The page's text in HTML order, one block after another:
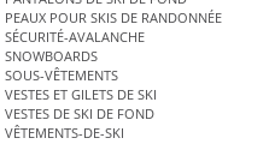
PEAUX POUR SKIS DE RANDONNÉE
SÉCURITÉ-AVALANCHE
SNOWBOARDS
SOUS-VÊTEMENTS
VESTES ET GILETS DE SKI
VESTES DE SKI DE FOND
VÊTEMENTS-DE-SKI